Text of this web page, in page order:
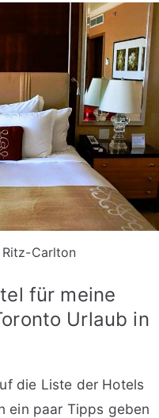
Carlton
für meine
Urlaub in
die Liste der Hotels
ein paar Tipps geben